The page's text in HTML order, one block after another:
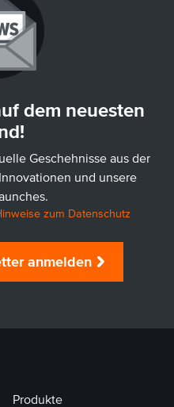
dem neuesten
Geschehnisse aus der
und unsere
zum Datenschutz
anmelden
Produkte